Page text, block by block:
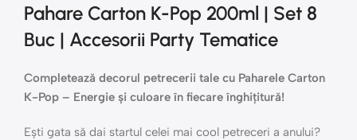
Pahare Carton K-Pop 200ml | Set 8
Buc | Accesorii Party Tematice
Completează decorul petrecerii tale cu Paharele Carton
K-Pop – Energie și culoare în fiecare înghițitură!
Ești gata să dai startul celei mai cool petreceri a anului?